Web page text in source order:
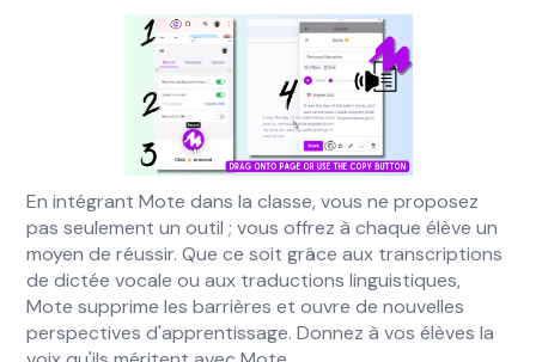
En intégrant Mote dans la classe, vous ne proposez
pas seulement un outil ; vous offrez à chaque élève un
moyen de réussir. Que ce soit grâce aux transcriptions
de dictée vocale ou aux traductions linguistiques,
Mote supprime les barrières et ouvre de nouvelles
perspectives d'apprentissage. Donnez à vos élèves la